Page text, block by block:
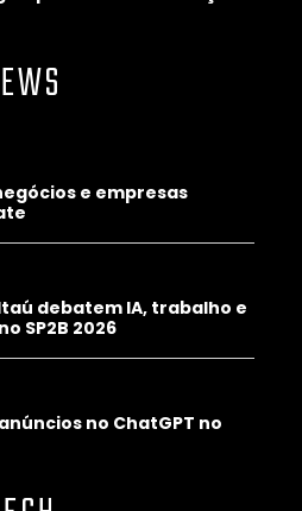
e empresas
debatem IA, trabalho e
SP2B 2026
no ChatGPT no